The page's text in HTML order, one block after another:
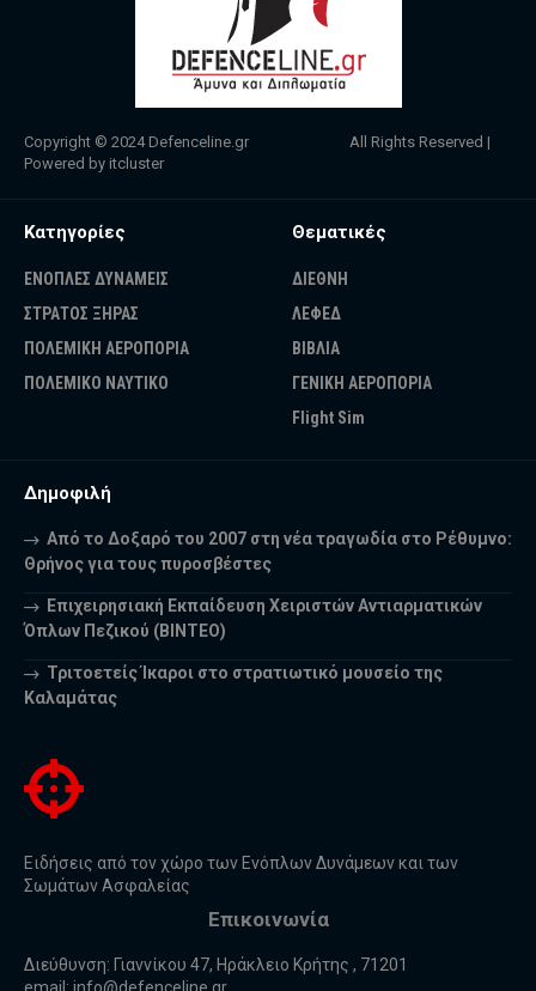
Copyright © 2024 Defenceline.gr All Rights Reserved |
Powered by itcluster
Κατηγορίες
ΕΝΟΠΛΕΣ ΔΥΝΑΜΕΙΣ
ΣΤΡΑΤΟΣ ΞΗΡΑΣ
ΠΟΛΕΜΙΚΗ ΑΕΡΟΠΟΡΙΑ
ΠΟΛΕΜΙΚΟ ΝΑΥΤΙΚΟ
Θεματικές
ΔΙΕΘΝΗ
ΛΕΦΕΔ
ΒΙΒΛΙΑ
ΓΕΝΙΚΗ ΑΕΡΟΠΟΡΙΑ
Flight Sim
Δημοφιλή
Από το Δοξαρό του 2007 στη νέα τραγωδία στο Ρέθυμνο:
Θρήνος για τους πυροσβέστες
Επιχειρησιακή Εκπαίδευση Χειριστών Αντιαρματικών
Όπλων Πεζικού (ΒΙΝΤΕΟ)
Τριτοετείς Ίκαροι στο στρατιωτικό μουσείο της
Καλαμάτας
Ειδήσεις από τον χώρο των Ενόπλων Δυνάμεων και των
Σωμάτων Ασφαλείας
Επικοινωνία
Διεύθυνση: Γιαννίκου 47, Ηράκλειο Κρήτης , 71201